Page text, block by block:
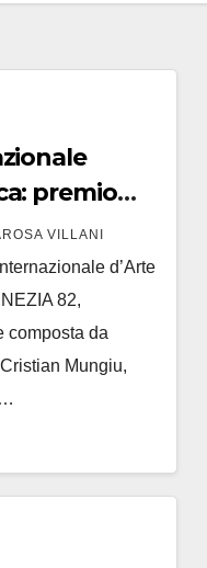
premio
VILLANI
d’Arte
82,
composta da
Mungiu,